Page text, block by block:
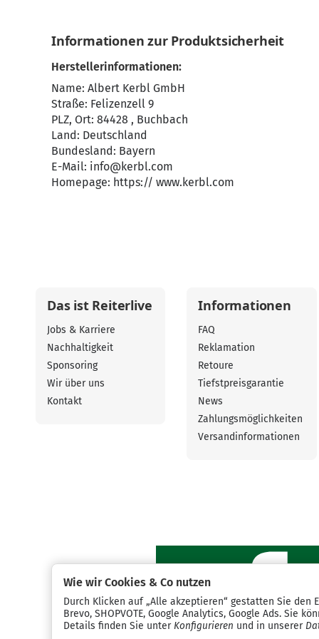
Informationen zur Produktsicherheit
Herstellerinformationen:
Name: Albert Kerbl GmbH
Straße: Felizenzell 9
PLZ, Ort: 84428 , Buchbach
Land: Deutschland
Bundesland: Bayern
E-Mail: info@kerbl.com
Homepage: https:// www.kerbl.com
Das ist Reiterlive
Jobs & Karriere
Nachhaltigkeit
Sponsoring
Wir über uns
Kontakt
Informationen
FAQ
Reklamation
Retoure
Tiefstpreisgarantie
News
Zahlungsmöglichkeiten
Versandinformationen
Wie wir Cookies & Co nutzen
Durch Klicken auf „Alle akzeptieren“ gestatten Sie den
Brevo, SHOPVOTE, Google Analytics, Google Ads. Sie
Details finden Sie unter Konfigurieren und in unserer